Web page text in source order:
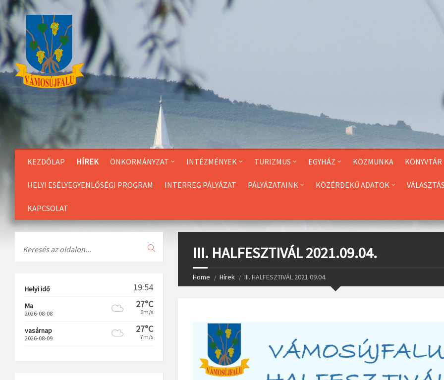
Skip
to
Content
KEZDŐLAP HÍREK ÖNKORMÁNYZAT INTÉZMÉNYEK TURIZMUS EGYHÁZ KÖZMUNKA KÖNYVTÁR
HELYI ESÉLYEGYENLŐSÉGI PROGRAM INTERREG PÁLYÁZAT PÁLYÁZATAINK KÖZÉRDEKŰ ADATOK
KAPCSOLAT
III. HALFESZTIVÁL 2021.09.04.
Home Hírek III. HALFESZTIVÁL 2021.09.04.
Helyi idő 19:54
Ma
2026-08-08
27°C
6m/s
vasárnap
2026-08-09
27°C
7m/s